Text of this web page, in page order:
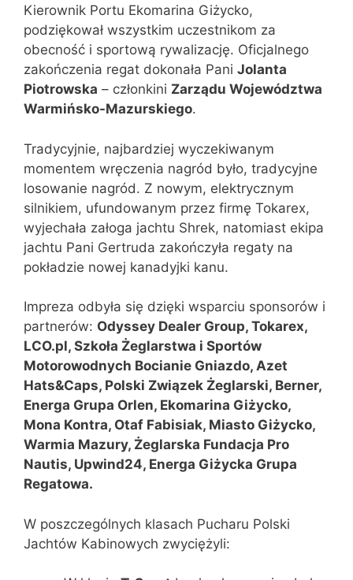
Kierownik Portu Ekomarina Giżycko,
podziękował wszystkim uczestnikom za
obecność i sportową rywalizację. Oficjalnego
zakończenia regat dokonała Pani Jolanta
Piotrowska – członkini Zarządu Województwa
Warmińsko-Mazurskiego.
Tradycyjnie, najbardziej wyczekiwanym
momentem wręczenia nagród było, tradycyjne
losowanie nagród. Z nowym, elektrycznym
silnikiem, ufundowanym przez firmę Tokarex,
wyjechała załoga jachtu Shrek, natomiast ekipa
jachtu Pani Gertruda zakończyła regaty na
pokładzie nowej kanadyjki kanu.
Impreza odbyła się dzięki wsparciu sponsorów i
partnerów: Odyssey Dealer Group, Tokarex,
LCO.pl, Szkoła Żeglarstwa i Sportów
Motorowodnych Bocianie Gniazdo, Azet
Hats&Caps, Polski Związek Żeglarski, Berner,
Energa Grupa Orlen, Ekomarina Giżycko,
Mona Kontra, Otaf Fabisiak, Miasto Giżycko,
Warmia Mazury, Żeglarska Fundacja Pro
Nautis, Upwind24, Energa Giżycka Grupa
Regatowa.
W poszczególnych klasach Pucharu Polski
Jachtów Kabinowych zwyciężyli: